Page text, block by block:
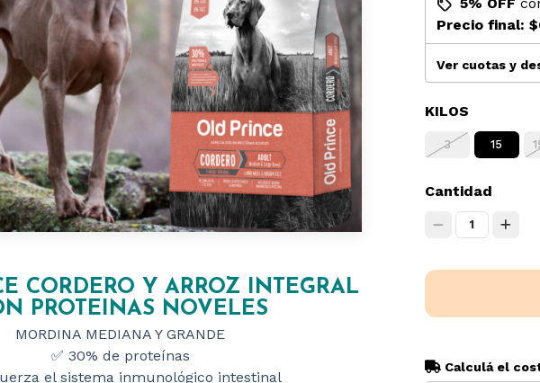
CORDERO Y ARROZ INTEGRAL
PROTEINAS NOVELES
MORDINA MEDIANA Y GRANDE
✅ 30% de proteínas
el sistema inmunológico intestinal
Precio final:
Ver cuotas y
KILOS
3 15
Cantidad
1
Calculá el